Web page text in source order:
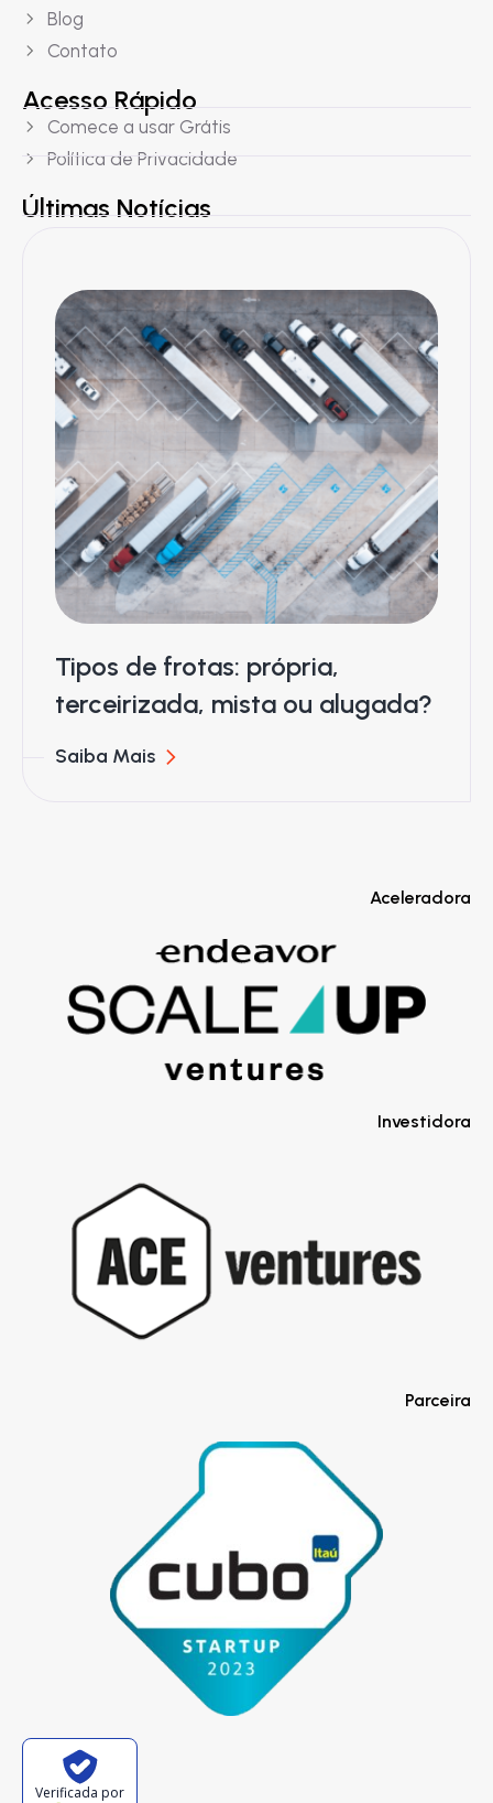
Blog
Contato
Acesso Rápido
Comece a usar Grátis
Política de Privacidade
Últimas Notícias
Tipos de frotas: própria,
terceirizada, mista ou alugada?
Saiba Mais
Aceleradora
Investidora
Parceira
Verificada por